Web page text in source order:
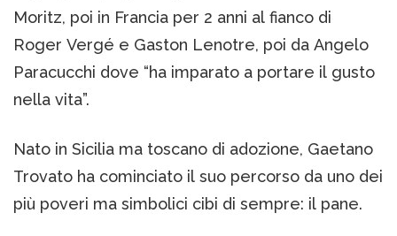
Moritz, poi in Francia per 2 anni al fianco di
Roger Vergé e Gaston Lenotre, poi da Angelo
Paracucchi dove “ha imparato a portare il gusto
nella vita”.
Nato in Sicilia ma toscano di adozione, Gaetano
Trovato ha cominciato il suo percorso da uno dei
più poveri ma simbolici cibi di sempre: il pane.